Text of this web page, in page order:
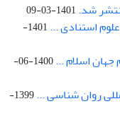
1401-03-09
1401-
1400-06-
روان شناسی ...
1399-